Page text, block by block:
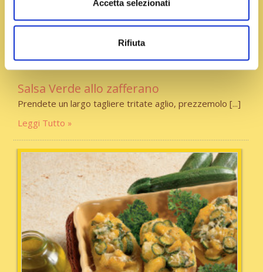
Accetta selezionati
Rifiuta
Tempo:15 min Portata:Contorni
Salsa Verde allo zafferano
Prendete un largo tagliere tritate aglio, prezzemolo
Leggi Tutto